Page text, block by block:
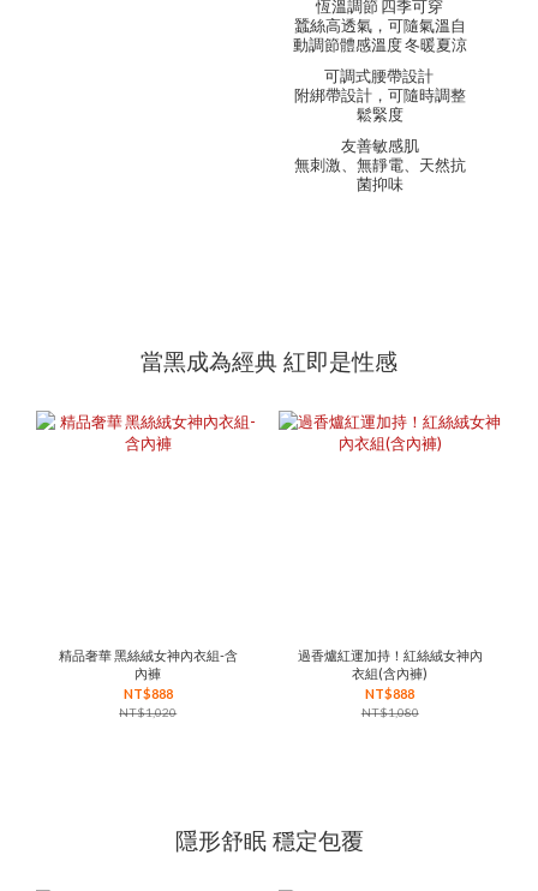
恆溫調節 四季可穿
蠶絲高透氣，可隨氣溫自
動調節體感溫度 冬暖夏涼
可調式腰帶設計
附綁帶設計，可隨時調整
鬆緊度
友善敏感肌
無刺激、無靜電、天然抗
菌抑味
當黑成為經典 紅即是性感
精品奢華 黑絲絨女神內衣組-含
內褲
NT$888
NT$1,020
過香爐紅運加持！紅絲絨女神內
衣組(含內褲)
NT$888
NT$1,080
隱形舒眠 穩定包覆